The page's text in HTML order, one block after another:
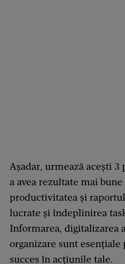
Așadar, urmează acești
a avea rezultate mai
productivitatea și
lucrate și îndeplinirea
Informarea, digitalizarea
organizare sunt esențiale
succes în acțiunile tale.